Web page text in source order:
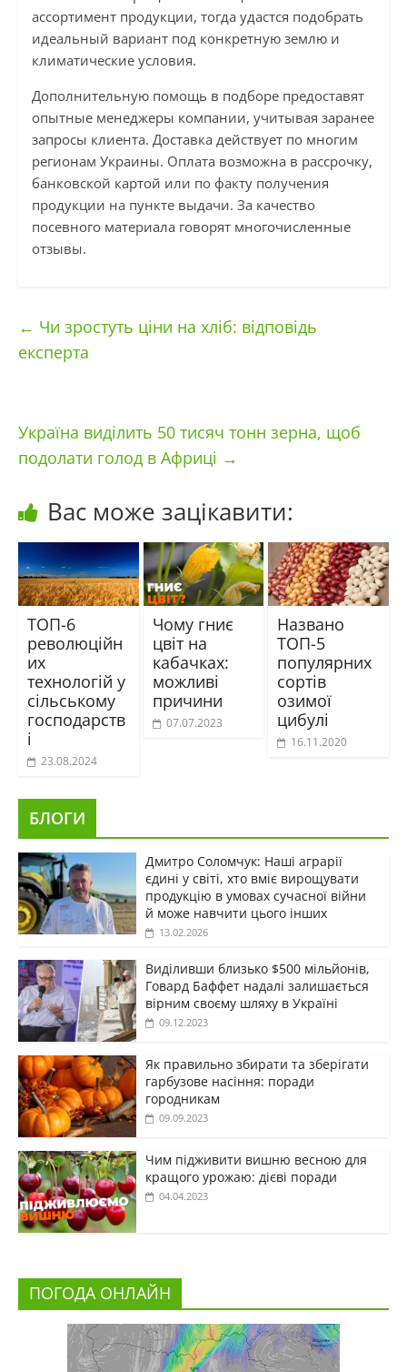
ассортимент продукции, тогда удастся подобрать
идеальный вариант под конкретную землю и
климатические условия.
Дополнительную помощь в подборе предоставят
опытные менеджеры компании, учитывая заранее
запросы клиента. Доставка действует по многим
регионам Украины. Оплата возможна в рассрочку,
банковской картой или по факту получения
продукции на пункте выдачи. За качество
посевного материала говорят многочисленные
отзывы.
← Чи зростуть ціни на хліб: відповідь
експерта
Україна виділить 50 тисяч тонн зерна, щоб
подолати голод в Африці →
Вас може зацікавити:
ТОП-6
революційн
их
технологій у
сільському
господарств
і
23.08.2024
Чому гниє
цвіт на
кабачках:
можливі
причини
07.07.2023
Названо
ТОП-5
популярних
сортів
озимої
цибулі
16.11.2020
БЛОГИ
Дмитро Соломчук: Наші аграрії
єдині у світі, хто вміє вирощувати
продукцію в умовах сучасної війни
й може навчити цього інших
13.02.2026
Виділивши близько $500 мільйонів,
Говард Баффет надалі залишається
вірним своєму шляху в Україні
09.12.2023
Як правильно збирати та зберігати
гарбузове насіння: поради
городникам
09.09.2023
Чим підживити вишню весною для
кращого урожаю: дієві поради
04.04.2023
ПОГОДА ОНЛАЙН